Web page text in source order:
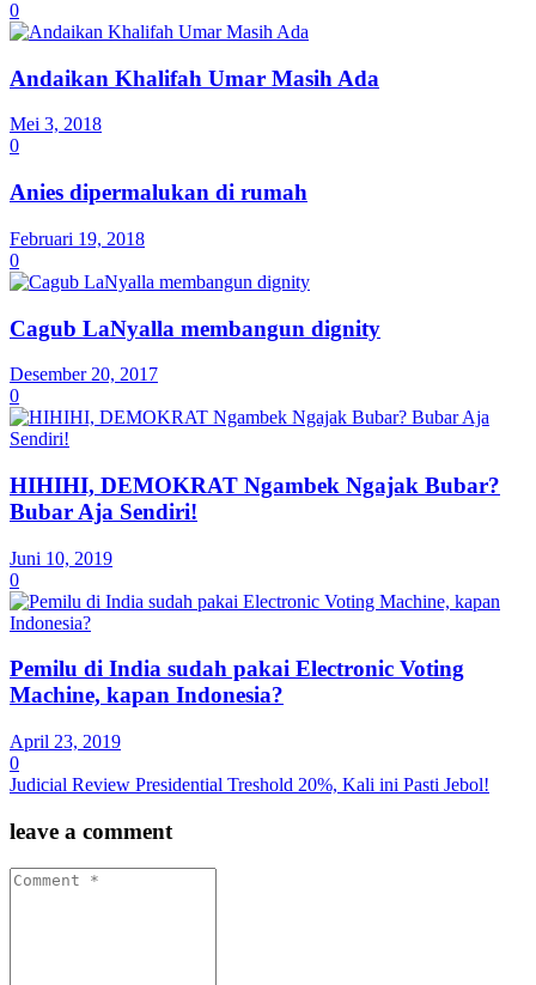
0
Andaikan Khalifah Umar Masih Ada
Mei 3, 2018
0
Anies dipermalukan di rumah
Februari 19, 2018
0
Cagub LaNyalla membangun dignity
Desember 20, 2017
0
HIHIHI, DEMOKRAT Ngambek Ngajak Bubar?
Bubar Aja Sendiri!
Juni 10, 2019
0
Pemilu di India sudah pakai Electronic Voting
Machine, kapan Indonesia?
April 23, 2019
0
Judicial Review Presidential Treshold 20%, Kali ini Pasti Jebol!
leave a comment